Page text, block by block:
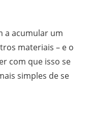
a acumular um
materiais – e o
com que isso se
simples de se